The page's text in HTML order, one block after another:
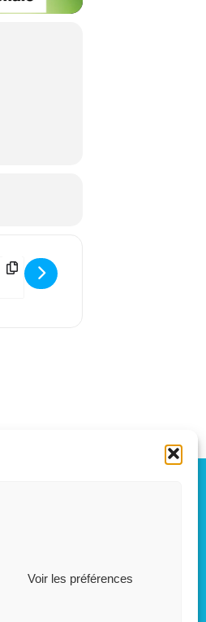
Voir les préférences
Ville ambassadrice du